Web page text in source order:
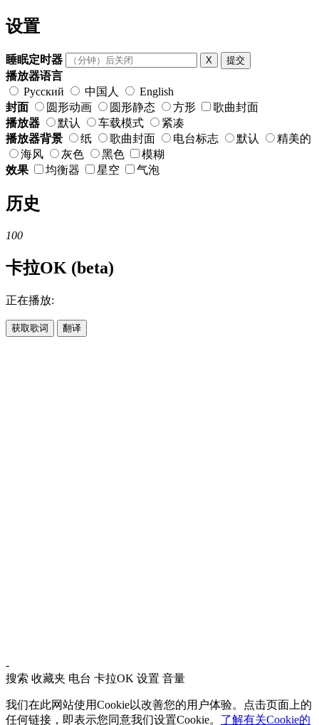
设置
睡眠定时器 X 提交
播放器语言
Русский
中国人
English
封面
圆形动画 圆形静态 方形
歌曲封面
播放器
默认 车载模式
紧凑
播放器背景
纸 歌曲封面 电台标志 默认
精美的
海风
灰色 黑色
模糊
效果
均衡器 星空 气泡
历史
100
卡拉OK (beta)
正在播放:
获取歌词 翻译
-
搜索 收藏夹 电台 卡拉OK 设置 音量
我们在此网站使用Cookie以改善您的用户体验。点击页面上的
任何链接，即表示您同意我们设置Cookie。 了解有关Cookie的